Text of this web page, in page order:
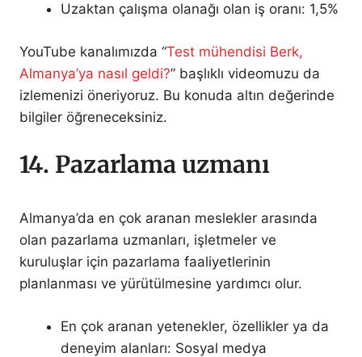
Uzaktan çalışma olanağı olan iş oranı: 1,5%
YouTube kanalımızda “Test mühendisi Berk,
Almanya’ya nasıl geldi?” başlıklı videomuzu da
izlemenizi öneriyoruz. Bu konuda altın değerinde
bilgiler öğreneceksiniz.
14. Pazarlama uzmanı
Almanya’da en çok aranan meslekler arasında
olan pazarlama uzmanları, işletmeler ve
kuruluşlar için pazarlama faaliyetlerinin
planlanması ve yürütülmesine yardımcı olur.
En çok aranan yetenekler, özellikler ya da
deneyim alanları: Sosyal medya